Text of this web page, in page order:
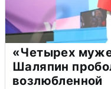
«Четырех
Шаляпин
возлюбленной